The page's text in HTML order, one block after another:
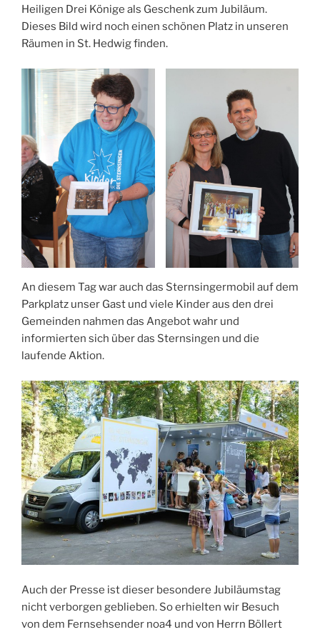
Heiligen Drei Könige als Geschenk zum Jubiläum.
Dieses Bild wird noch einen schönen Platz in unseren
Räumen in St. Hedwig finden.
An diesem Tag war auch das Sternsingermobil auf dem
Parkplatz unser Gast und viele Kinder aus den drei
Gemeinden nahmen das Angebot wahr und
informierten sich über das Sternsingen und die
laufende Aktion.
Auch der Presse ist dieser besondere Jubiläumstag
nicht verborgen geblieben. So erhielten wir Besuch
von dem Fernsehsender noa4 und von Herrn Böllert